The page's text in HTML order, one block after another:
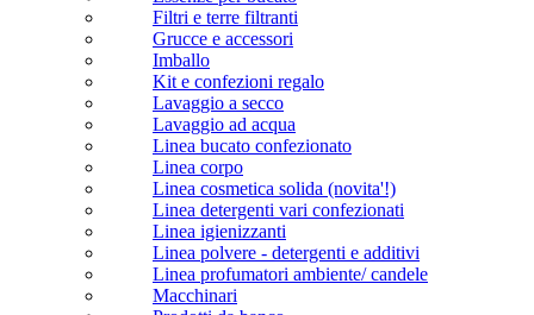
Filtri e terre filtranti
Grucce e accessori
Imballo
Kit e confezioni regalo
Lavaggio a secco
Lavaggio ad acqua
Linea bucato confezionato
Linea corpo
Linea cosmetica solida (novita'!)
Linea detergenti vari confezionati
Linea igienizzanti
Linea polvere - detergenti e additivi
Linea profumatori ambiente/ candele
Macchinari